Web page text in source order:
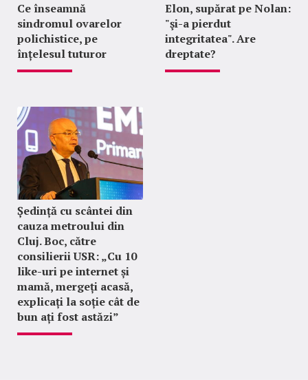
Ce înseamnă
sindromul ovarelor
polichistice, pe
înțelesul tuturor
Elon, supărat pe Nolan:
"şi-a pierdut
integritatea". Are
dreptate?
Ședință cu scântei din
cauza metroului din
Cluj. Boc, către
consilierii USR: „Cu 10
like-uri pe internet și
mamă, mergeți acasă,
explicați la soție cât de
bun ați fost astăzi”